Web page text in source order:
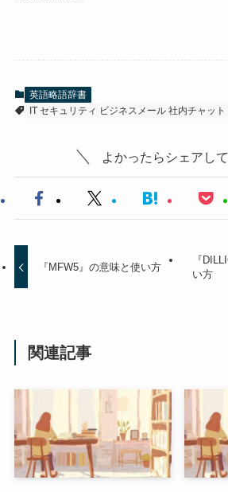
英語略語辞書
IT セキュリティ ビジネスメール 社内チャット
よかったらシェアして
『MFW5』の意味と使い方
『
い方
関連記事